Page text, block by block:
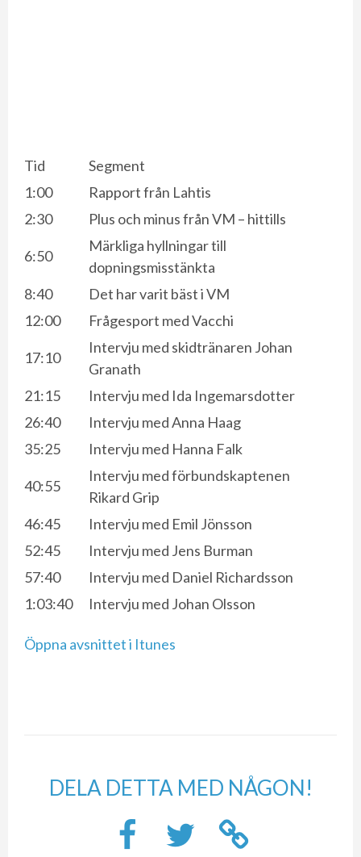
Tid
Segment
1:00
Rapport från Lahtis
2:30
Plus och minus från VM – hittills
6:50
Märkliga hyllningar till
dopningsmisstänkta
8:40
Det har varit bäst i VM
12:00
Frågesport med Vacchi
17:10
Intervju med skidtränaren Johan
Granath
21:15
Intervju med Ida Ingemarsdotter
26:40
Intervju med Anna Haag
35:25
Intervju med Hanna Falk
40:55
Intervju med förbundskaptenen
Rikard Grip
46:45
Intervju med Emil Jönsson
52:45
Intervju med Jens Burman
57:40
Intervju med Daniel Richardsson
1:03:40
Intervju med Johan Olsson
Öppna avsnittet i Itunes
DELA DETTA MED NÅGON!